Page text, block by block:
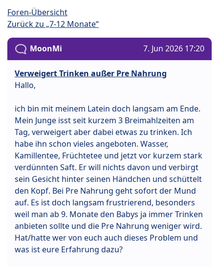
Foren-Übersicht
Zurück zu „7-12 Monate“
MoonMi 7. Jun 2026 17:20
Verweigert Trinken außer Pre Nahrung
Hallo,
ich bin mit meinem Latein doch langsam am Ende.
Mein Junge isst seit kurzem 3 Breimahlzeiten am
Tag, verweigert aber dabei etwas zu trinken. Ich
habe ihn schon vieles angeboten. Wasser,
Kamillentee, Früchtetee und jetzt vor kurzem stark
verdünnten Saft. Er will nichts davon und verbirgt
sein Gesicht hinter seinen Händchen und schüttelt
den Kopf. Bei Pre Nahrung geht sofort der Mund
auf. Es ist doch langsam frustrierend, besonders
weil man ab 9. Monate den Babys ja immer Trinken
anbieten sollte und die Pre Nahrung weniger wird.
Hat/hatte wer von euch auch dieses Problem und
was ist eure Erfahrung dazu?